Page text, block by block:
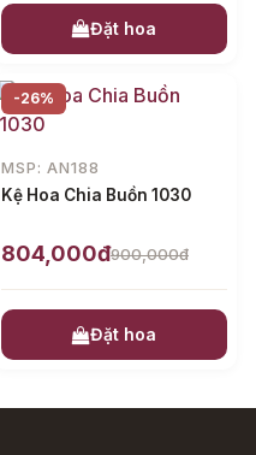
Đặt hoa
-26%
MSP: AN188
Kệ Hoa Chia Buồn 1030
804,000đ900,000đ
Đặt hoa